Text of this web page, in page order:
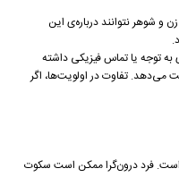
و شوهر نتوانند درباره‌ی این
توجه یا تماس فیزیکی داشته
می‌دهد. تفاوت در اولویت‌ها، اگر
فرد درون‌گرا ممکن است سکوت